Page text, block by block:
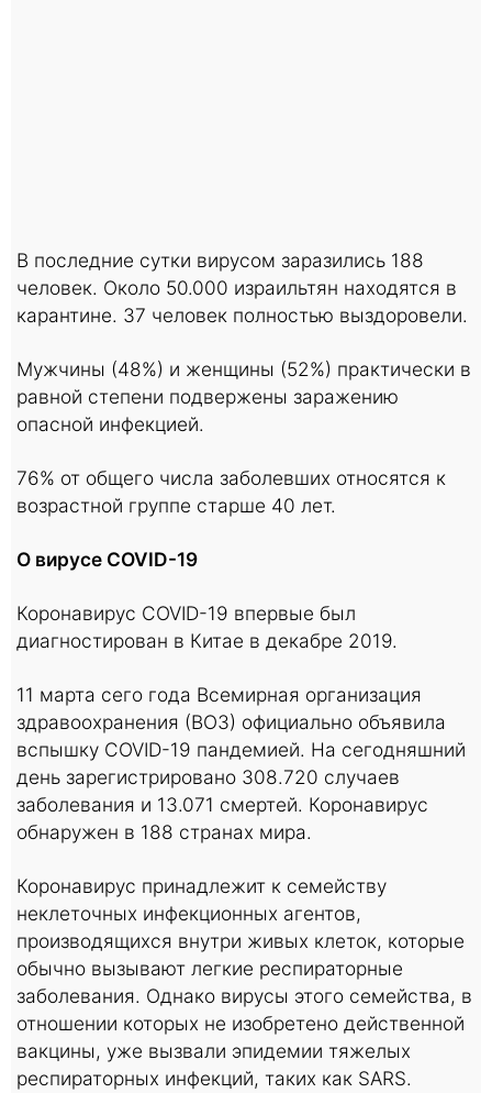
В последние сутки вирусом заразились 188
человек. Около 50.000 израильтян находятся в
карантине. 37 человек полностью выздоровели.
Мужчины (48%) и женщины (52%) практически в
равной степени подвержены заражению
опасной инфекцией.
76% от общего числа заболевших относятся к
возрастной группе старше 40 лет.
О вирусе COVID-19
Коронавирус COVID-19 впервые был
диагностирован в Китае в декабре 2019.
11 марта сего года Всемирная организация
здравоохранения (ВОЗ) официально объявила
вспышку COVID-19 пандемией. На сегодняшний
день зарегистрировано 308.720 случаев
заболевания и 13.071 смертей. Коронавирус
обнаружен в 188 странах мира.
Коронавирус принадлежит к семейству
неклеточных инфекционных агентов,
производящихся внутри живых клеток, которые
обычно вызывают легкие респираторные
заболевания. Однако вирусы этого семейства, в
отношении которых не изобретено действенной
вакцины, уже вызвали эпидемии тяжелых
респираторных инфекций, таких как SARS.